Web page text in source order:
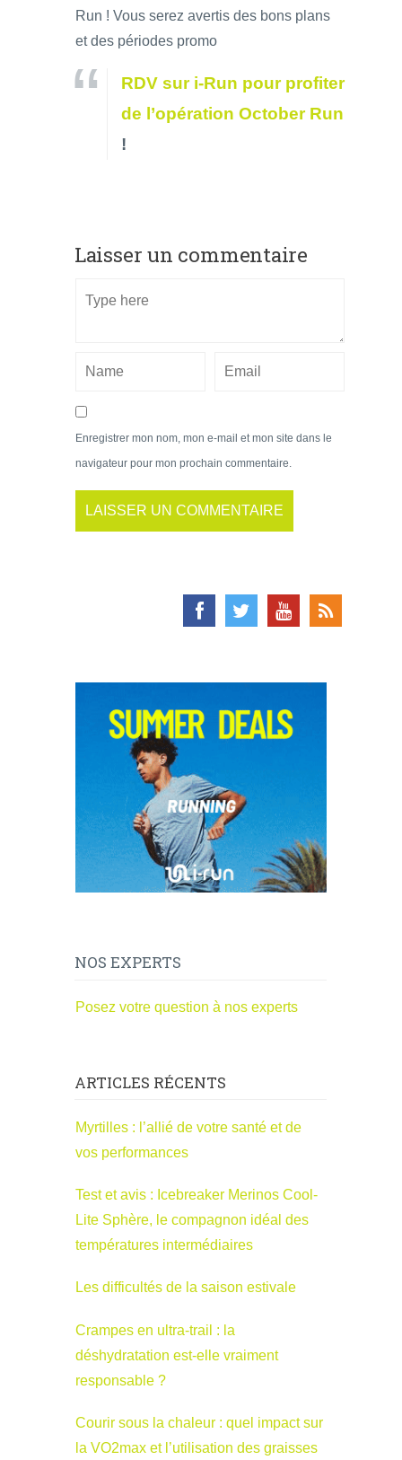
Run ! Vous serez avertis des bons plans
et des périodes promo
RDV sur i-Run pour profiter
de l’opération October Run
!
Laisser un commentaire
Enregistrer mon nom, mon e-mail et mon site dans le
navigateur pour mon prochain commentaire.
NOS EXPERTS
Posez votre question à nos experts
ARTICLES RÉCENTS
Myrtilles : l’allié de votre santé et de
vos performances
Test et avis : Icebreaker Merinos Cool-
Lite Sphère, le compagnon idéal des
températures intermédiaires
Les difficultés de la saison estivale
Crampes en ultra-trail : la
déshydratation est-elle vraiment
responsable ?
Courir sous la chaleur : quel impact sur
la VO2max et l’utilisation des graisses